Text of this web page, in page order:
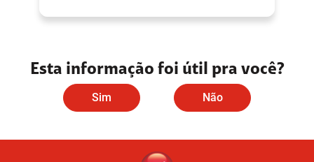
Esta informação foi útil pra você?
Sim Não